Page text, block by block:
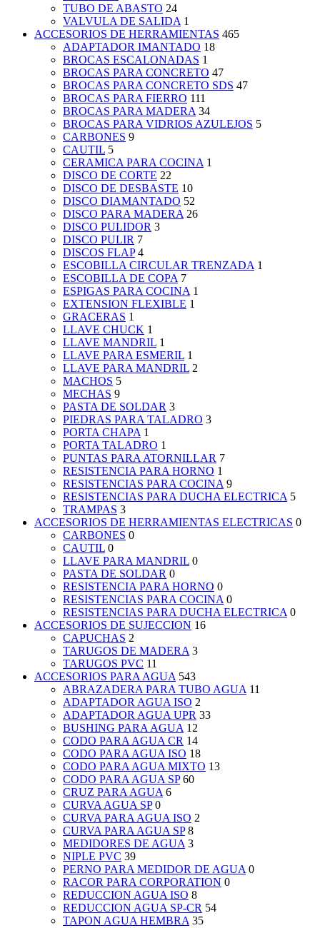
TUBO DE ABASTO 24
VALVULA DE SALIDA 1
ACCESORIOS DE HERRAMIENTAS 465
ADAPTADOR IMANTADO 18
BROCAS ESCALONADAS 1
BROCAS PARA CONCRETO 47
BROCAS PARA CONCRETO SDS 47
BROCAS PARA FIERRO 111
BROCAS PARA MADERA 34
BROCAS PARA VIDRIOS AZULEJOS 5
CARBONES 9
CAUTIL 5
CERAMICA PARA COCINA 1
DISCO DE CORTE 22
DISCO DE DESBASTE 10
DISCO DIAMANTADO 52
DISCO PARA MADERA 26
DISCO PULIDOR 3
DISCO PULIR 7
DISCOS FLAP 4
ESCOBILLA CIRCULAR TRENZADA 1
ESCOBILLA DE COPA 7
ESPIGAS PARA COCINA 1
EXTENSION FLEXIBLE 1
GRACERAS 1
LLAVE CHUCK 1
LLAVE MANDRIL 1
LLAVE PARA ESMERIL 1
LLAVE PARA MANDRIL 2
MACHOS 5
MECHAS 9
PASTA DE SOLDAR 3
PIEDRAS PARA TALADRO 3
PORTA CHAPA 1
PORTA TALADRO 1
PUNTAS PARA ATORNILLAR 7
RESISTENCIA PARA HORNO 1
RESISTENCIAS PARA COCINA 9
RESISTENCIAS PARA DUCHA ELECTRICA 5
TRAMPAS 3
ACCESORIOS DE HERRAMIENTAS ELECTRICAS 0
CARBONES 0
CAUTIL 0
LLAVE PARA MANDRIL 0
PASTA DE SOLDAR 0
RESISTENCIA PARA HORNO 0
RESISTENCIAS PARA COCINA 0
RESISTENCIAS PARA DUCHA ELECTRICA 0
ACCESORIOS DE SUJECCION 16
CAPUCHAS 2
TARUGOS DE MADERA 3
TARUGOS PVC 11
ACCESORIOS PARA AGUA 543
ABRAZADERA PARA TUBO AGUA 11
ADAPTADOR AGUA ISO 2
ADAPTADOR AGUA UPR 33
BUSHING PARA AGUA 12
CODO PARA AGUA CR 14
CODO PARA AGUA ISO 18
CODO PARA AGUA MIXTO 13
CODO PARA AGUA SP 60
CRUZ PARA AGUA 6
CURVA AGUA SP 0
CURVA PARA AGUA ISO 2
CURVA PARA AGUA SP 8
MEDIDORES DE AGUA 3
NIPLE PVC 39
PERNO PARA MEDIDOR DE AGUA 0
RACOR PARA CORPORATION 0
REDUCCION AGUA ISO 8
REDUCCION AGUA SP-CR 54
TAPON AGUA HEMBRA 35